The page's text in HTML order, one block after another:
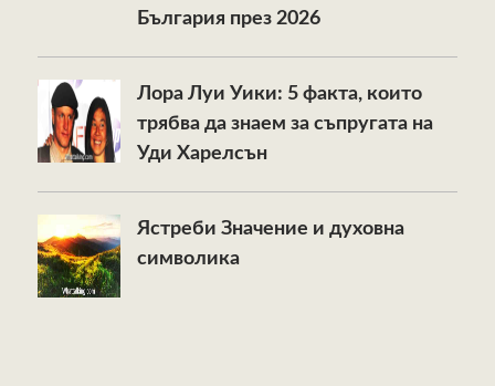
България през 2026
Лора Луи Уики: 5 факта, които
трябва да знаем за съпругата на
Уди Харелсън
Ястреби Значение и духовна
символика